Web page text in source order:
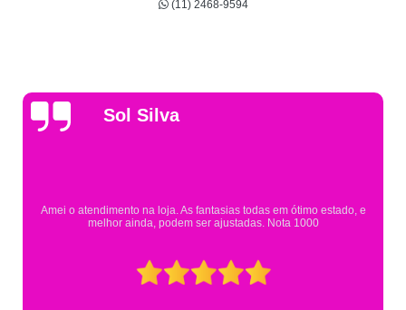
(11) 2468-9594
Gsutavo Pinto
Pesquisei em mais de 20 lojas e só encontrei a fantasia de meu filho na
Eureka. Cheguei praticamente no horário em que estavam fechando e
mesmo assim fui muito bem atendido.